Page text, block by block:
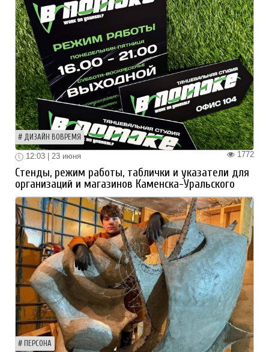
ДИЗАЙН ВОВРЕМЯ
1772
12:03 | 23 июня
Стенды, режим работы, таблички и указатели для
организаций и магазинов Каменска-Уральского
ПЕРСОНА